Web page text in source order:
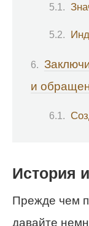
и
История
Прежде чем
давайте